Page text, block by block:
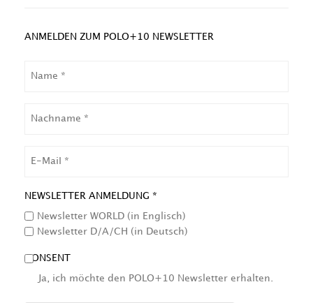
ANMELDEN ZUM POLO+10 NEWSLETTER
NEWSLETTER ANMELDUNG *
Newsletter WORLD (in Englisch)
Newsletter D/A/CH (in Deutsch)
CONSENT
Ja, ich möchte den POLO+10 Newsletter erhalten.